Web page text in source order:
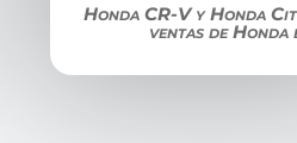
Honda CR-V y Honda
ventas de Honda